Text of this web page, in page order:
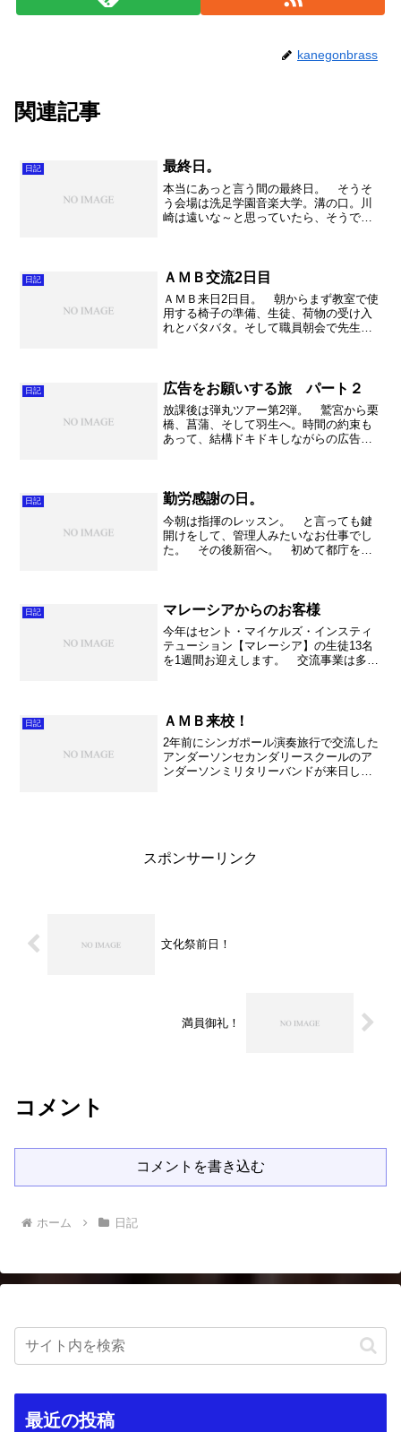
kanegonbrass
関連記事
日記 最終日。
本当にあっと言う間の最終日。 そうそ
う会場は洗足学園音楽大学。溝の口。川
崎は遠いな～と思っていたら、そうでも
ました。ということで朝...
日記 ＡＭＢ交流2日目
ＡＭＢ来日2日目。 朝からまず教室で使
用する椅子の準備、生徒、荷物の受け入
れとバタバタ。そして職員朝会で先生
晴らしいスピーチでした。...
日記 広告をお願いする旅 パート２
放課後は弾丸ツアー第2弾。 鷲宮から栗
橋、菖蒲、そして羽生へ。時間の約束も
あって、結構ドキドキしながらの広告営
な愛情と、期待を頂いて...
日記 勤労感謝の日。
今朝は指揮のレッスン。 と言っても鍵
開けをして、管理人みたいなお仕事でし
た。 その後新宿へ。 初めて都庁をま
が、とても印象に残ったのは...
日記 マレーシアからのお客様
今年はセント・マイケルズ・インスティ
テューション【マレーシア】の生徒13名
を1週間お迎えします。 交流事業は多岐
いなくエキサイティン...
日記 ＡＭＢ来校！
2年前にシンガポール演奏旅行で交流した
アンダーソンセカンダリースクールのア
ンダーソンミリタリーバンドが来日しま
スポンサーリンク
文化祭前日！
満員御礼！
コメント
コメントを書き込む
ホーム 日記
最近の投稿